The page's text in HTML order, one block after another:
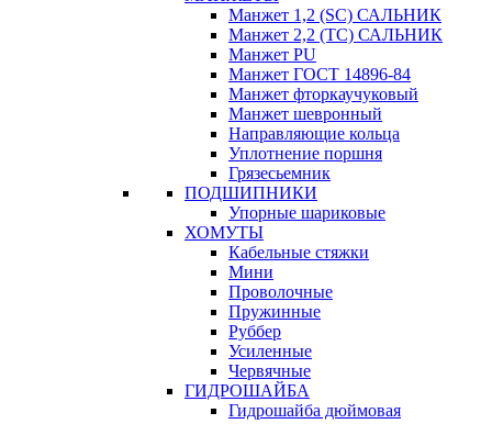
Манжет 1,2 (SC) САЛЬНИК
Манжет 2,2 (ТС) САЛЬНИК
Манжет PU
Манжет ГОСТ 14896-84
Манжет фторкаучуковый
Манжет шевронный
Направляющие кольца
Уплотнение поршня
Грязесьемник
ПОДШИПНИКИ
Упорные шариковые
ХОМУТЫ
Кабельные стяжки
Мини
Проволочные
Пружинные
Руббер
Усиленные
Червячные
ГИДРОШАЙБА
Гидрошайба дюймовая